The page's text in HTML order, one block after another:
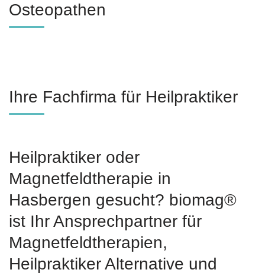
Osteopathen
Ihre Fachfirma für Heilpraktiker
Heilpraktiker oder
Magnetfeldtherapie in
Hasbergen gesucht? biomag®
ist Ihr Ansprechpartner für
Magnetfeldtherapien,
Heilpraktiker Alternative und